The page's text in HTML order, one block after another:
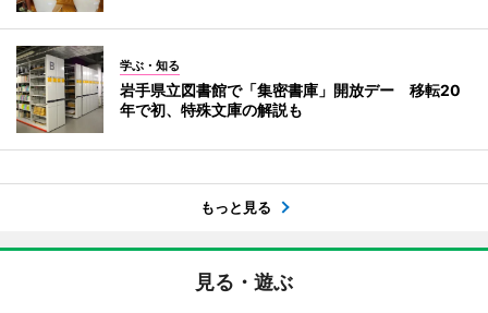
学ぶ・知る
岩手県立図書館で「集密書庫」開放デー 移転20
年で初、特殊文庫の解説も
もっと見る
見る・遊ぶ